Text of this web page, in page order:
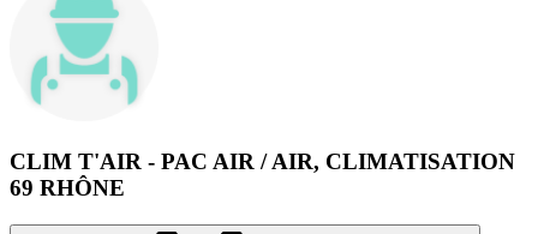
CLIM T'AIR - PAC AIR / AIR, CLIMATISATION
69 RHÔNE